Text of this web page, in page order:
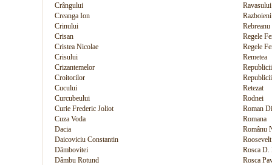
Crângului
Ravasului
Creanga Ion
Razboieni
Crinului
Crisan
Regele
Cristea Nicolae
Regele
Crisului
Remetea
Crizantemelor
Croitorilor
Cucului
Retezat
Curcubeului
Rodnei
Curie Frederic Joliot
Roman
Cuza Voda
Romana
Dacia
Românu
Daicoviciu Constantin
Dâmbovitei
Rosca D.
Dâmbu Rotund
Rosca